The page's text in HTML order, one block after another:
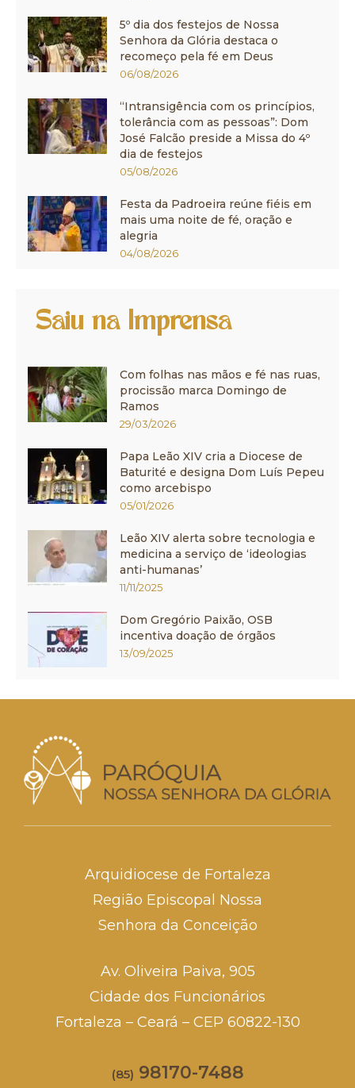
5º dia dos festejos de Nossa
Senhora da Glória destaca o
recomeço pela fé em Deus
06/08/2026
“Intransigência com os princípios,
tolerância com as pessoas”: Dom
José Falcão preside a Missa do 4º
dia de festejos
05/08/2026
Festa da Padroeira reúne fiéis em
mais uma noite de fé, oração e
alegria
04/08/2026
Saiu na Imprensa
Com folhas nas mãos e fé nas ruas,
procissão marca Domingo de
Ramos
29/03/2026
Papa Leão XIV cria a Diocese de
Baturité e designa Dom Luís Pepeu
como arcebispo
05/01/2026
Leão XIV alerta sobre tecnologia e
medicina a serviço de ‘ideologias
anti-humanas’
11/11/2025
Dom Gregório Paixão, OSB
incentiva doação de órgãos
13/09/2025
Arquidiocese de Fortaleza
Região Episcopal Nossa
Senhora da Conceição
Av. Oliveira Paiva, 905
Cidade dos Funcionários
Fortaleza – Ceará – CEP 60822-130
(85) 98170-7488